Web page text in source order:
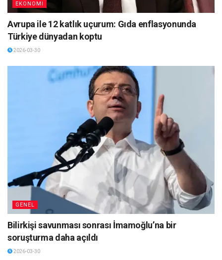
EKONOMI
Avrupa ile 12 katlık uçurum: Gıda enflasyonunda
Türkiye dünyadan koptu
2026-03-30
GENEL
Bilirkişi savunması sonrası İmamoğlu’na bir
soruşturma daha açıldı
2026-03-30